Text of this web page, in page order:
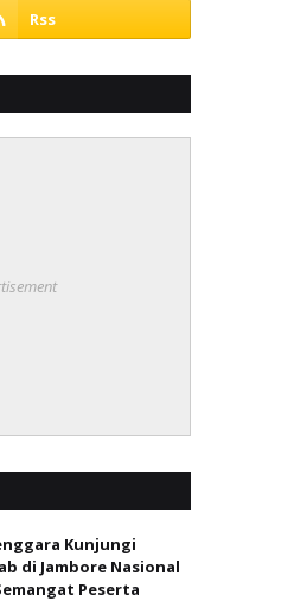
Kunjungi
di Jambore Nasional
Peserta